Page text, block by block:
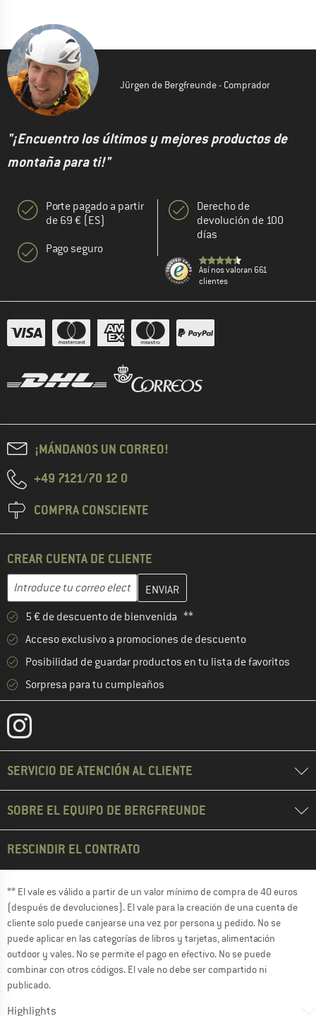
Jürgen de Bergfreunde - Comprador
"¡Encuentro los últimos y mejores productos de
montaña para ti!"
Porte pagado a partir
de 69 € (ES)
Pago seguro
Derecho de
devolución de 100
días
Así nos valoran 661
clientes
¡MÁNDANOS UN CORREO!
+49 7121/70 12 0
COMPRA CONSCIENTE
CREAR CUENTA DE CLIENTE
Dirección de correo electrónico
Introduce aquí tu dirección de correo electrónico y crea tu
5 € de descuento de bienvenida **
Acceso exclusivo a promociones de descuento
Posibilidad de guardar productos en tu lista de favoritos
Sorpresa para tu cumpleaños
SERVICIO DE ATENCIÓN AL CLIENTE
SOBRE EL EQUIPO DE BERGFREUNDE
RESCINDIR EL CONTRATO
** El vale es válido a partir de un valor mínimo de compra de 40 euros
(después de devoluciones). El vale para la creación de una cuenta de
cliente solo puede canjearse una vez por persona y pedido. No se
puede aplicar en las categorías de libros y tarjetas, alimentación
outdoor y vales. No se permite el pago en efectivo. No se puede
combinar con otros códigos. El vale no debe ser compartido ni
publicado.
Highlights